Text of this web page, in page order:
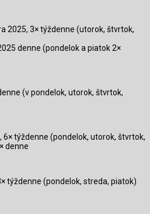
2025, 3× týždenne (utorok, štvrtok,
denne (pondelok a piatok 2×
(v pondelok, utorok, štvrtok,
6× týždenne (pondelok, utorok, štvrtok,
denne
týždenne (pondelok, streda, piatok)